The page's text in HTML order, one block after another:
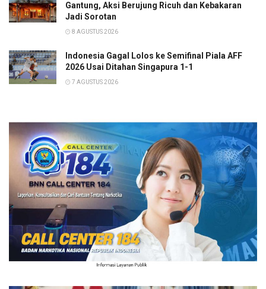
Gantung, Aksi Berujung Ricuh dan Kebakaran
Jadi Sorotan
8 AGUSTUS 2026
Indonesia Gagal Lolos ke Semifinal Piala AFF
2026 Usai Ditahan Singapura 1-1
7 AGUSTUS 2026